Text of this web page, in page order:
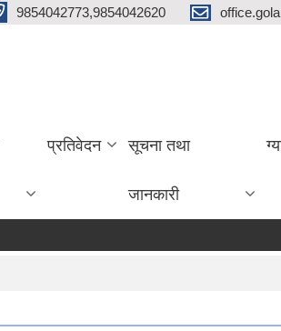
9854042773,9854042620
प्रतिवेदन सूचना तथा
जानकारी